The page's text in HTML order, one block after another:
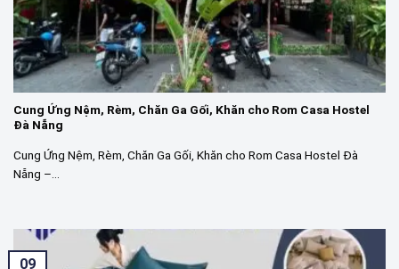
Cung Ứng Nệm, Rèm, Chăn Ga Gối, Khăn cho Rom Casa Hostel
Đà Nẵng
Cung Ứng Nệm, Rèm, Chăn Ga Gối, Khăn cho Rom Casa Hostel Đà
Nẵng –...
09